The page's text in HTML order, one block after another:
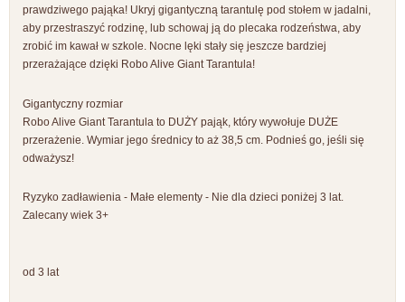
prawdziwego pająka! Ukryj gigantyczną tarantulę pod stołem w jadalni,
aby przestraszyć rodzinę, lub schowaj ją do plecaka rodzeństwa, aby
zrobić im kawał w szkole. Nocne lęki stały się jeszcze bardziej
przerażające dzięki Robo Alive Giant Tarantula!
Gigantyczny rozmiar
Robo Alive Giant Tarantula to DUŻY pająk, który wywołuje DUŻE
przerażenie. Wymiar jego średnicy to aż 38,5 cm. Podnieś go, jeśli się
odważysz!
Ryzyko zadławienia - Małe elementy - Nie dla dzieci poniżej 3 lat.
Zalecany wiek 3+
od 3 lat